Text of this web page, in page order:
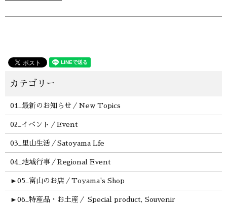
01_最新のお知らせ／New Topics
02_イベント／Event
03_里山生活／Satoyama Lfe
04_地域行事／Regional Event
► 05_富山のお店／Toyama's Shop
► 06_特産品・お土産／ Special product, Souvenir